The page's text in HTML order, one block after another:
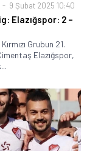
9 Şubat 2025 10:40
Elazığspor: 2 –
Grubun 21.
Elazığspor,